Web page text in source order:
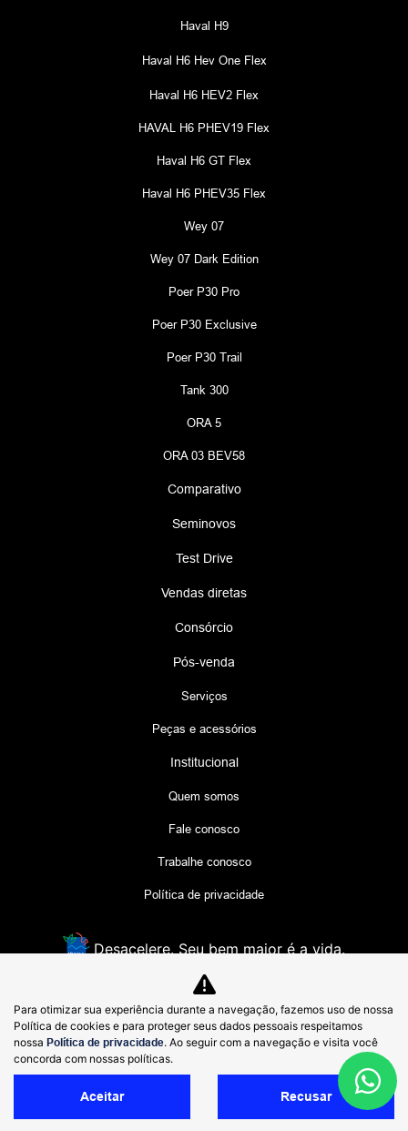
Haval H9
Haval H6 Hev One Flex
Haval H6 HEV2 Flex
HAVAL H6 PHEV19 Flex
Haval H6 GT Flex
Haval H6 PHEV35 Flex
Wey 07
Wey 07 Dark Edition
Poer P30 Pro
Poer P30 Exclusive
Poer P30 Trail
Tank 300
ORA 5
ORA 03 BEV58
Comparativo
Seminovos
Test Drive
Vendas diretas
Consórcio
Pós-venda
Serviços
Peças e acessórios
Institucional
Quem somos
Fale conosco
Trabalhe conosco
Política de privacidade
Desacelere. Seu bem maior é a vida.
Lyra comércio de Veículos
48.956.621/0002-50
Para otimizar sua experiência durante a navegação, fazemos uso de nossa
Política de cookies e para proteger seus dados pessoais respeitamos
nossa Política de privacidade. Ao seguir com a navegação e visita você
concorda com nossas políticas.
Aceitar Recusar